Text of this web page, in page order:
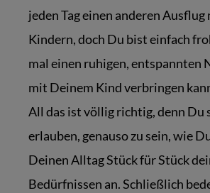
jeden Tag einen anderen
Kindern, doch Du bist einfach
mal einen ruhigen, entspannten
mit Deinem Kind verbringen
All das ist völlig richtig, denn Du
erlauben, genauso zu sein, wie
Deinen Alltag Stück für Stück
Bedürfnissen an. Schließlich